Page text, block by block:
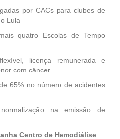
por CACs para clubes de
Lula
quatro Escolas de Tempo
licença remunerada e
com câncer
65% no número de acidentes
na emissão de
Centro de Hemodiálise